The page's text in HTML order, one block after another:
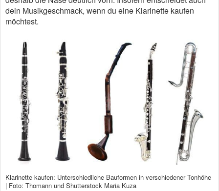
dein Musikgeschmack, wenn du eine Klarinette kaufen
möchtest.
Klarinette kaufen: Unterschiedliche Bauformen in verschiedener Tonhöhe
| Foto: Thomann und Shutterstock Maria Kuza